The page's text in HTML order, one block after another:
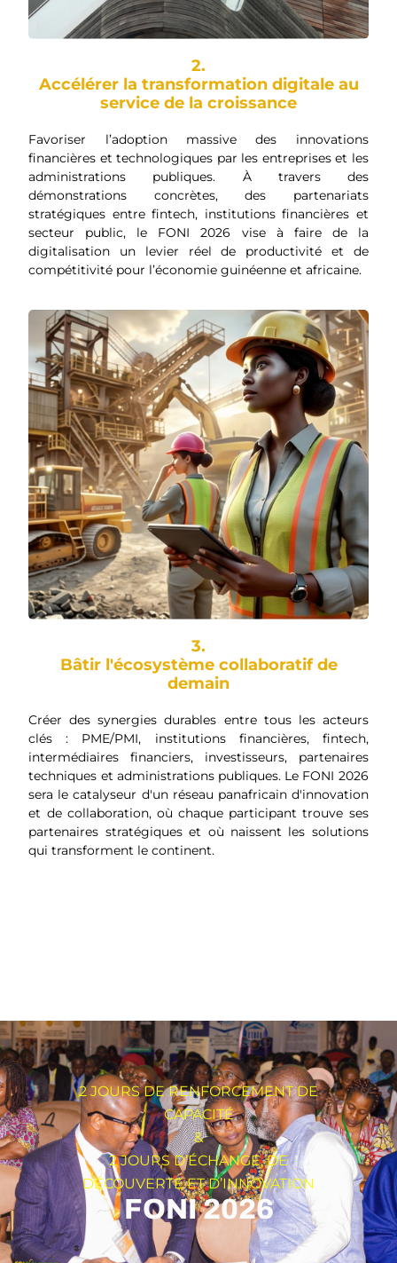
2.
Accélérer la transformation digitale au
service de la croissance
Favoriser l’adoption massive des innovations
financières et technologiques par les entreprises et les
administrations publiques. À travers des
démonstrations concrètes, des partenariats
stratégiques entre fintech, institutions financières et
secteur public, le FONI 2026 vise à faire de la
digitalisation un levier réel de productivité et de
compétitivité pour l’économie guinéenne et africaine.
3.
Bâtir l'écosystème collaboratif de
demain
Créer des synergies durables entre tous les acteurs
clés : PME/PMI, institutions financières, fintech,
intermédiaires financiers, investisseurs, partenaires
techniques et administrations publiques. Le FONI 2026
sera le catalyseur d'un réseau panafricain d'innovation
et de collaboration, où chaque participant trouve ses
partenaires stratégiques et où naissent les solutions
qui transforment le continent.
2 JOURS DE RENFORCEMENT DE
CAPACITÉ
&
2 JOURS D’ÉCHANGE, DE
DÉCOUVERTE ET D’INNOVATION
FONI 2026